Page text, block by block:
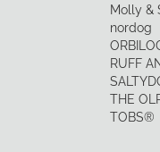
Molly &
nordog
RUFF
THE
TOBS®